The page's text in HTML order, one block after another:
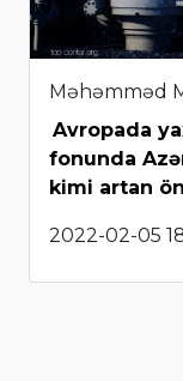
Məhəmməd
Avropada
fonunda
kimi artan
2022-02-05